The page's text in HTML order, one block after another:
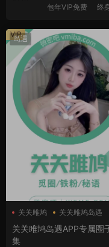
包年VIP免费
终
岛遇
关关雎鸠 关关雎鸠岛遇
关关雎鸠岛遇APP专属圈
集
VIP